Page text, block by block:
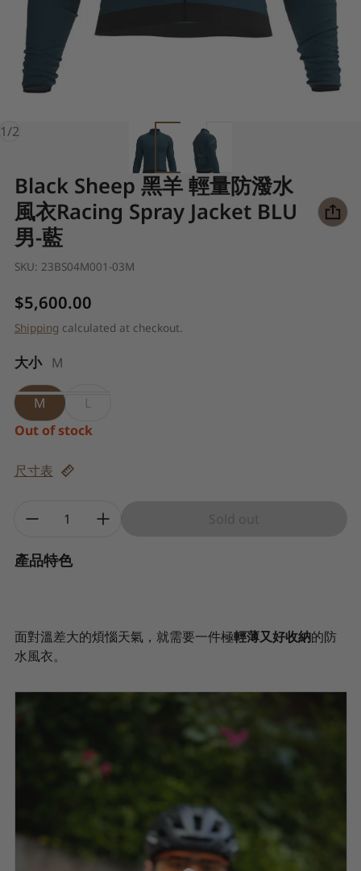
1/
of2
Black Sheep 黑羊 輕量防潑水
風衣Racing Spray Jacket BLU
男-藍
SKU: 23BS04M001-03M
Regular price
$5,600.00
Shipping calculated at checkout.
大小 M
M
L
Out of stock
尺寸表
Quantity:
產品特色
面對溫差大的煩惱天氣，就需要一件極輕薄又好收納的防
水風衣。